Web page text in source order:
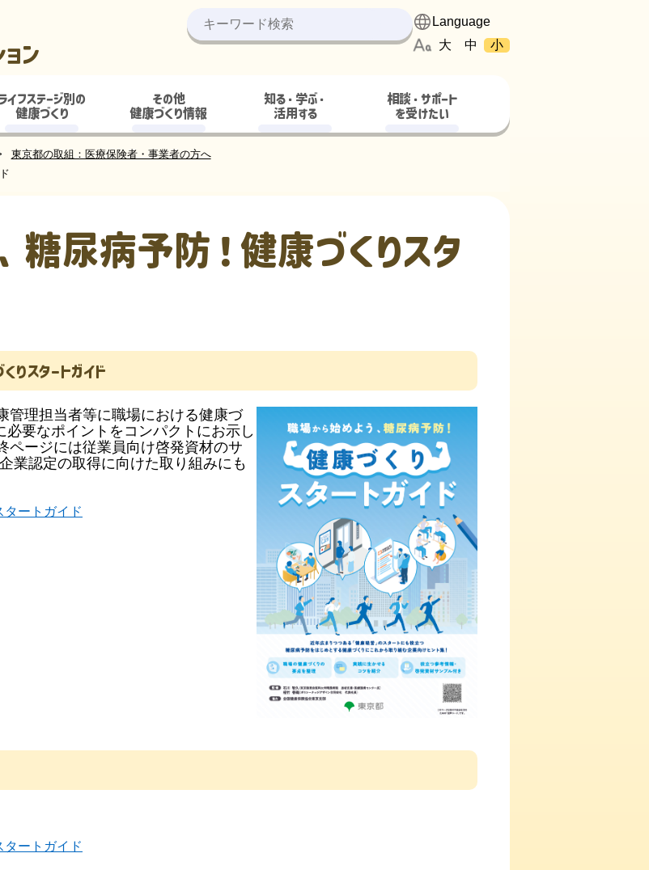
ン 大 中 小
イフステージ別の
健康づくり
その他
健康づくり情報
知る・学ぶ・
活用する
相談・サポート
を受けたい
東京都の取組：医療保険者・事業者の方へ
糖尿病予防！健康づくりスタ
スタートガイド
理担当者等に職場における健康づ
必要なポイントをコンパクトにお示し
ページには従業員向け啓発資材のサ
業認定の取得に向けた取り組みにも
ートガイド
ートガイド